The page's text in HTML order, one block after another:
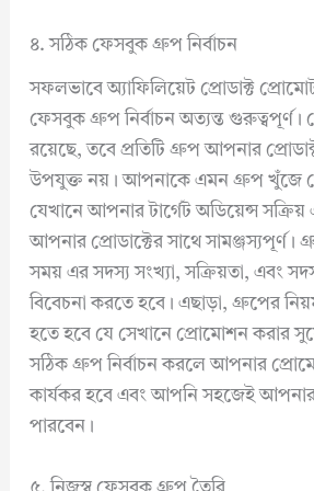
৪. সঠিক ফেসবুক গ্রুপ নির্বাচন
সফলভাবে অ্যাফিলিয়েট প্রোডাক্ট
ফেসবুক গ্রুপ নির্বাচন অত্যন্ত
রয়েছে, তবে প্রতিটি গ্রুপ আপনার
উপযুক্ত নয়। আপনাকে এমন গ্রুপ খুঁজে
যেখানে আপনার টার্গেট অডিয়েন্স
আপনার প্রোডাক্টের সাথে সামঞ্জস্যপূর্ণ।
সময় এর সদস্য সংখ্যা, সক্রিয়তা, এবং
বিবেচনা করতে হবে। এছাড়া, গ্রুপের
হতে হবে যে সেখানে প্রোমোশন করার
সঠিক গ্রুপ নির্বাচন করলে আপনার
কার্যকর হবে এবং আপনি সহজেই
পারবেন।